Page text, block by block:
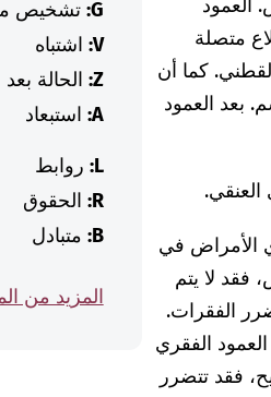
العمود
متصلة
كما أن
بعد العمود
الأمراض في
فقد لا يتم
الفقرات.
الفقري
فقد تتضرر
G: تشخيص
V: اشتباه
Z: الحالة بعد
A: استبعاد
L: روابط
R: الحقوق
B: متبادل
المزيد من